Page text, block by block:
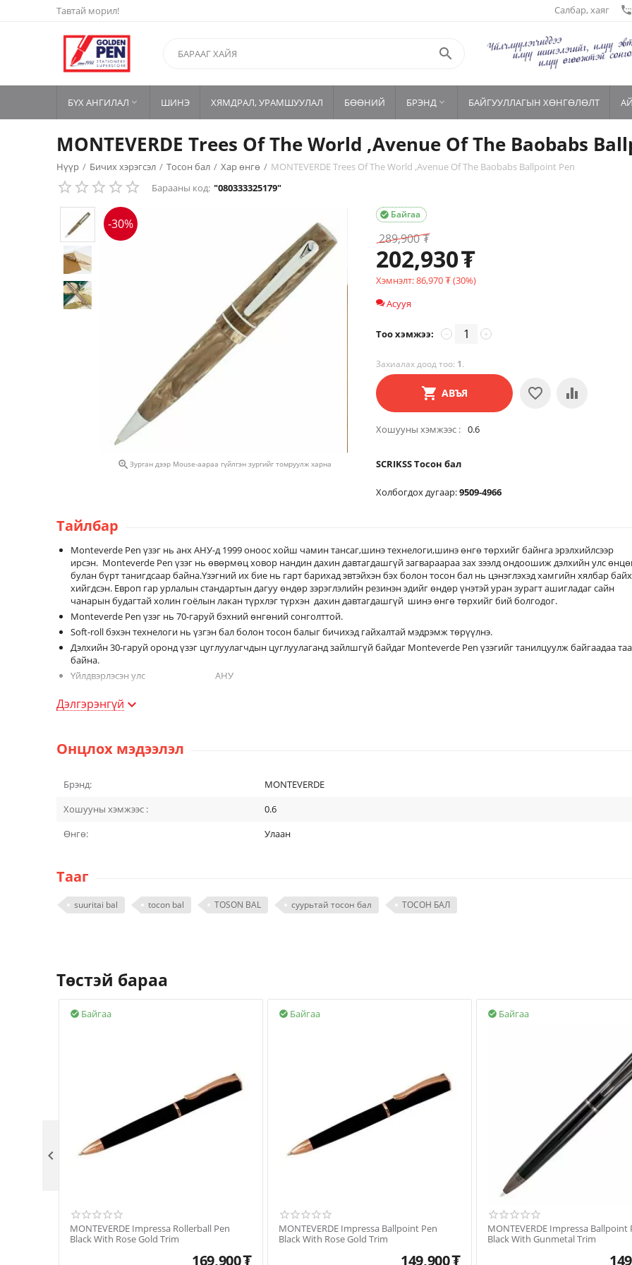
Тавтай морил! Салбар, хаяг settings_phone

БҮХ АНГИЛАЛ  ШИНЭ ХЯМДРАЛ, УРАМШУУЛАЛ БӨӨНИЙ БРЭНД  БАЙГУУЛЛАГЫН ХӨНГӨЛӨЛТ
MONTEVERDE Trees Of The World ,Avenue Of The Baobabs
Нүүр / Бичих хэрэгсэл / Тосон бал / Хар өнгө / MONTEVERDE Trees Of The World ,Avenue Of The Baobabs Ballpoint Pen
Барааны код: "080333325179"
-30%
 Зурган дээр Mouse-аараа гүйлгэн зургийг томруулж харна
Байгаа

289,900₮
202,930₮
Хэмнэлт:86,970₮(30%)
Асууя
Тоо хэмжээ: +
−
Захиалах доод тоо: 1.
АВЪЯ
Хошууны хэмжээс 0.6
SCRIKSS Тосон бал
Холбогдох дугаар:9509-4966
Тайлбар
Monteverde Pen үзэг нь анх АНУ-д 1999 оноос хойш чамин тансаг,шинэ технелоги,шинэ өнгө төрхийг байнга эрэлхийлсээр
ирсэн. Monteverde Pen үзэг нь өвөрмөц ховор нандин дахин давтагдашгүй загвараараа зах зээлд ондоошиж дэлхийн улс
булан бүрт танигдсаар байна.Үзэгний их бие нь гарт барихад эвтэйхэн бэх болон тосон бал нь цэнэглэхэд хамгийн хялбар
хийгдсэн. Европ гар урлалын стандартын дагуу өндөр зэрэглэлийн резинэн эдийг өндөр үнэтэй уран зурагт ашигладаг сайн
чанарын будагтай холин гоёлын лакан түрхлэг түрхэн дахин давтагдашгүй шинэ өнгө төрхийг бий болгодог.
Monteverde Pen үзэг нь 70-гаруй бэхний өнгөний сонголттой.
Soft-roll бэхэн технелоги нь үзгэн бал болон тосон балыг бичихэд гайхалтай мэдрэмж төрүүлнэ.
Дэлхийн 30-гаруй оронд үзэг цуглуулагчдын цуглуулаганд зайлшгүй байдаг Monteverde Pen үзэгийг танилцуулж байгаадаа
байна.
Үйлдвэрлэсэн улс АНУ
Гаралт 0,5мм
Дэлгэрэнгүй
Онцлох мэдээлэл
Брэнд:
MONTEVERDE
Хошууны хэмжээс :
0.6
Өнгө:
Улаан
Тааг
suuritai bal tocon bal TOSON BAL суурьтай тосон бал ТОСОН БАЛ
Төстэй бараа
Байгаа

MONTEVERDE Impressa Rollerball Pen
Black With Rose Gold Trim
169,900₮
Байгаа

MONTEVERDE Impressa Ballpoint Pen
Black With Rose Gold Trim
149,900₮
Байгаа

MONTEVERDE Impressa Ballpoint
Black With Gunmetal Trim
